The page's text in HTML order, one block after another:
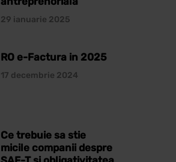
29 ianuarie 2025
RO e-Factura in 2025
17 decembrie 2024
Ce trebuie sa stie
micile companii despre